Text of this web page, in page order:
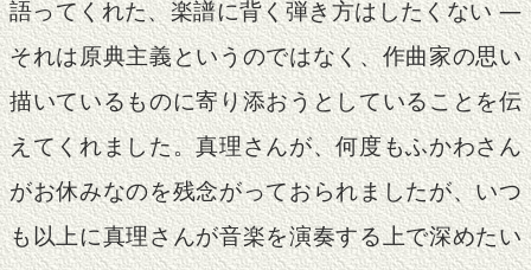
語ってくれた、楽譜に背く弾き方はしたくない ―
それは原典主義というのではなく、作曲家の思い
描いているものに寄り添おうとしていることを伝
えてくれました。真理さんが、何度もふかわさん
がお休みなのを残念がっておられましたが、いつ
も以上に真理さんが音楽を演奏する上で深めたい